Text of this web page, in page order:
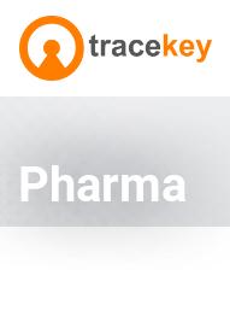
Pharma